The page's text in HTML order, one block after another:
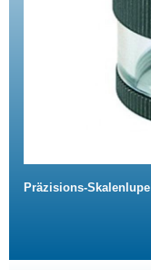
Präzisions-Skalenlupe